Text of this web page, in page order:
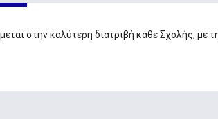
στην καλύτερη διατριβή κάθε Σχολής, με